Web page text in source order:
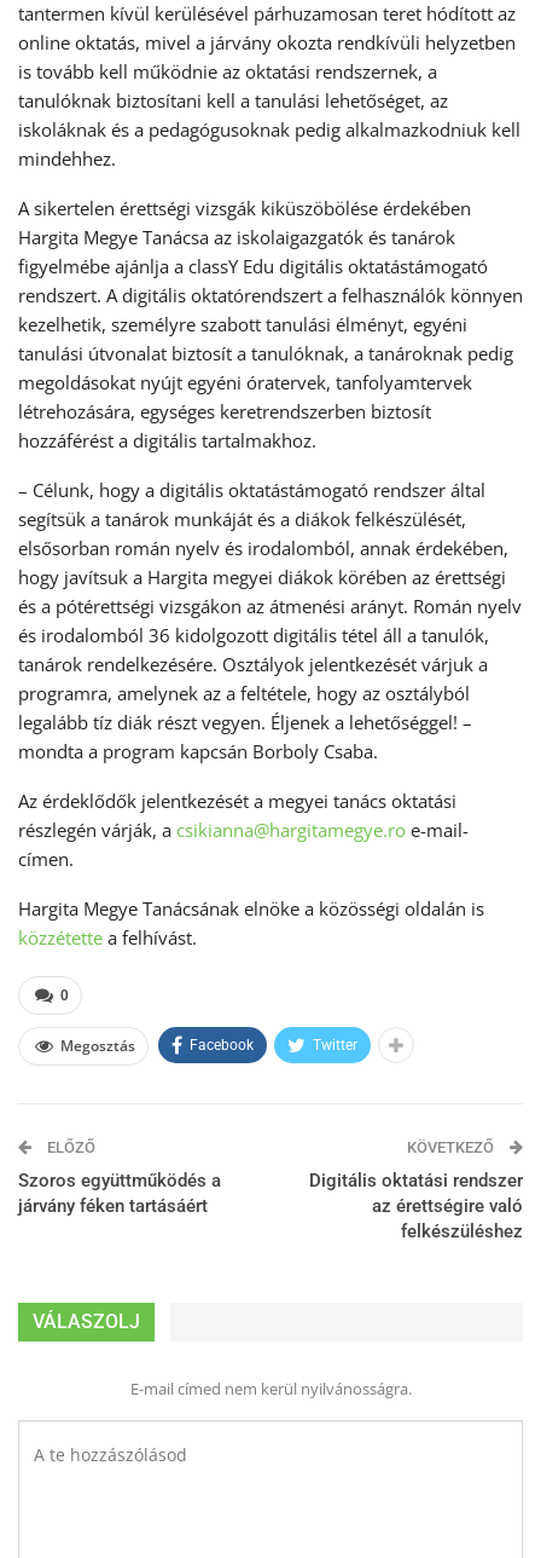
tantermen kívül kerülésével párhuzamosan teret hódított az
online oktatás, mivel a járvány okozta rendkívüli helyzetben
is tovább kell működnie az oktatási rendszernek, a
tanulóknak biztosítani kell a tanulási lehetőséget, az
iskoláknak és a pedagógusoknak pedig alkalmazkodniuk kell
mindehhez.
A sikertelen érettségi vizsgák kiküszöbölése érdekében
Hargita Megye Tanácsa az iskolaigazgatók és tanárok
figyelmébe ajánlja a classY Edu digitális oktatástámogató
rendszert. A digitális oktatórendszert a felhasználók könnyen
kezelhetik, személyre szabott tanulási élményt, egyéni
tanulási útvonalat biztosít a tanulóknak, a tanároknak pedig
megoldásokat nyújt egyéni óratervek, tanfolyamtervek
létrehozására, egységes keretrendszerben biztosít
hozzáférést a digitális tartalmakhoz.
– Célunk, hogy a digitális oktatástámogató rendszer által
segítsük a tanárok munkáját és a diákok felkészülését,
elsősorban román nyelv és irodalomból, annak érdekében,
hogy javítsuk a Hargita megyei diákok körében az érettségi
és a pótérettségi vizsgákon az átmenési arányt. Román nyelv
és irodalomból 36 kidolgozott digitális tétel áll a tanulók,
tanárok rendelkezésére. Osztályok jelentkezését várjuk a
programra, amelynek az a feltétele, hogy az osztályból
legalább tíz diák részt vegyen. Éljenek a lehetőséggel! –
mondta a program kapcsán Borboly Csaba.
Az érdeklődők jelentkezését a megyei tanács oktatási
részlegén várják, a csikianna@hargitamegye.ro e-mail-
címen.
Hargita Megye Tanácsának elnöke a közösségi oldalán is
közzétette a felhívást.
0
Megosztás Facebook Twitter
ELŐZŐ
Szoros együttműködés a
járvány féken tartásáért
KÖVETKEZŐ
Digitális oktatási rendszer
az érettségire való
felkészüléshez
VÁLASZOLJ
E-mail címed nem kerül nyilvánosságra.